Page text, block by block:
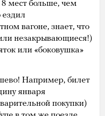
мест больше, чем
вагоне, знает, что
незакрывающиеся!)
или «боковушка»
Например, билет
января
покупки)